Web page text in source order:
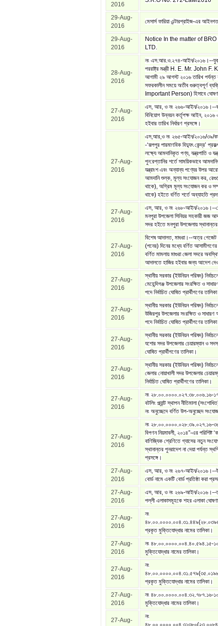
2016
29-Aug-
2016
মেসার্স ফারিয়া এন্টারপ্রাইজ-এর
29-Aug-
2016
Notice In the matter of BRO
LTD.
28-Aug-
2016
নং এস.আর.ও.২৭৪-আইন/২০১৬।--
পররাষ্ট্র মন্ত্রী H. E. Mr. John F.
আগামী ২৯ আগস্ট ২০১৬ তারিখ পর্যন্ত
সফরকালীন সময়ে অতীব গুরুত্বপূর্ণ
Important Person) হিসাবে
27-Aug-
2016
এস, আর, ও নং ২৬৬-আইন/২০১৬।--
বিনিয়োগ উন্নয়ন কর্তৃপক্ষ আইন, ২০১৬
হইবার তারিখ নির্ধারণ প্রসঙ্গে।
27-Aug-
2016
এস,আর,ও নং ২৬৫-আইন/২০১৬/৩৯/
-‘রূপপুর পারমাণবিক বিদ্যুৎ কেন্দ্র’
লক্ষ্যে আমদানিকৃত পণ্য, যন্ত্রপাতি ও
পুন:রপ্তানির শর্তে সাময়িকভাবে
যন্ত্রাংশ এবং অন্যান্য পণ্যের উপর
আমদানি শুল্ক, মূল্য সংযোজন কর,
থাকে), অগ্রিম মূল্য সংযোজন কর ও
থাকে) হইতে বর্ণিত শর্তে অব্যাহতি
27-Aug-
2016
এস, আর, ও নং ২৬৮-আইন/২০১৬।--
মনপুরা উপজেলা সিনিয়র সহকারী জজ
সদর হইতে মনপুরা উপজেলায়
27-Aug-
2016
বিশেষ আদালত, মাগুরা।--অত্র গেজেট
(পনের) দিনের মধ্যে বর্ণিত আসামীগণের
বর্ণিত মামলায় মাগুরা জেলা সদরে
আদালতে হাজির হইবার জন্য আদেশ
27-Aug-
2016
স্থানীয় সরকার (ইউনিয়ন পরিষদ)
মেহেন্দিগঞ্জ উপজেলার সংরক্ষিত ও
পদে নির্বাচিত ঘোষিত প্রার্থীগণের
27-Aug-
2016
স্থানীয় সরকার (ইউনিয়ন পরিষদ)
উজিরপুর উপজেলার সংরক্ষিত ও
পদে নির্বাচিত ঘোষিত প্রার্থীগণের
27-Aug-
2016
স্থানীয় সরকার (ইউনিয়ন পরিষদ)
যশোর সদর উপজেলার চেয়ারম্যান ও সদস্য
ঘোষিত প্রার্থীগণের তালিকা।
27-Aug-
2016
স্থানীয় সরকার (ইউনিয়ন পরিষদ)
জেলার নোয়াখালী সদর উপজেলার
নির্বাচিত ঘোষিত প্রার্থীগণের তালিকা।
27-Aug-
2016
নং ২৮.০০.০০০০.০২৭.৩৮.০০৬.১৬-
বটলিং প্ল্যান্ট স্থাপন নীতিমালা
নং অনুচ্ছেদে বর্ণিত উপ-অনুচ্ছেদ
27-Aug-
2016
নং ২৮.০০.০০০০.০২৮.৩৯.০২৭.১৬-
বিপণন নিয়মাবলী, ২০১৪”-এর পরিশিষ্ট
বাণিজ্যিক শ্রেণিতে গ্যাসের নতুন
স্থানান্তর পুনরাদেশ না দেয়া পর্যন্ত
প্রসঙ্গে।
27-Aug-
2016
এস, আর, ও নং ২৬৭-আইন/২০১৬।--
বোর্ড নামে একটি বোর্ড প্রতিষ্ঠা করা
27-Aug-
2016
এস, আর, ও নং ২৬৯-আইন/২০১৬।--
পল্লী এলাকাসমূহকে শহর এলাকা
27-Aug-
2016
নং
প্রকৃত মুক্তিযোদ্ধার নামের তালিকা।
27-Aug-
2016
নং ৪৮.০০.০০০০.০০৪.৪০.৫৯৪.১৫-
মুক্তিযোদ্ধার নামের তালিকা।
27-Aug-
2016
নং
প্রকৃত মুক্তিযোদ্ধার নামের তালিকা।
27-Aug-
2016
নং ৪৮.০০.০০০০.০০৪.৩২.৭৮৭.১৬-
মুক্তিযোদ্ধার নামের তালিকা।
27-Aug-
নং